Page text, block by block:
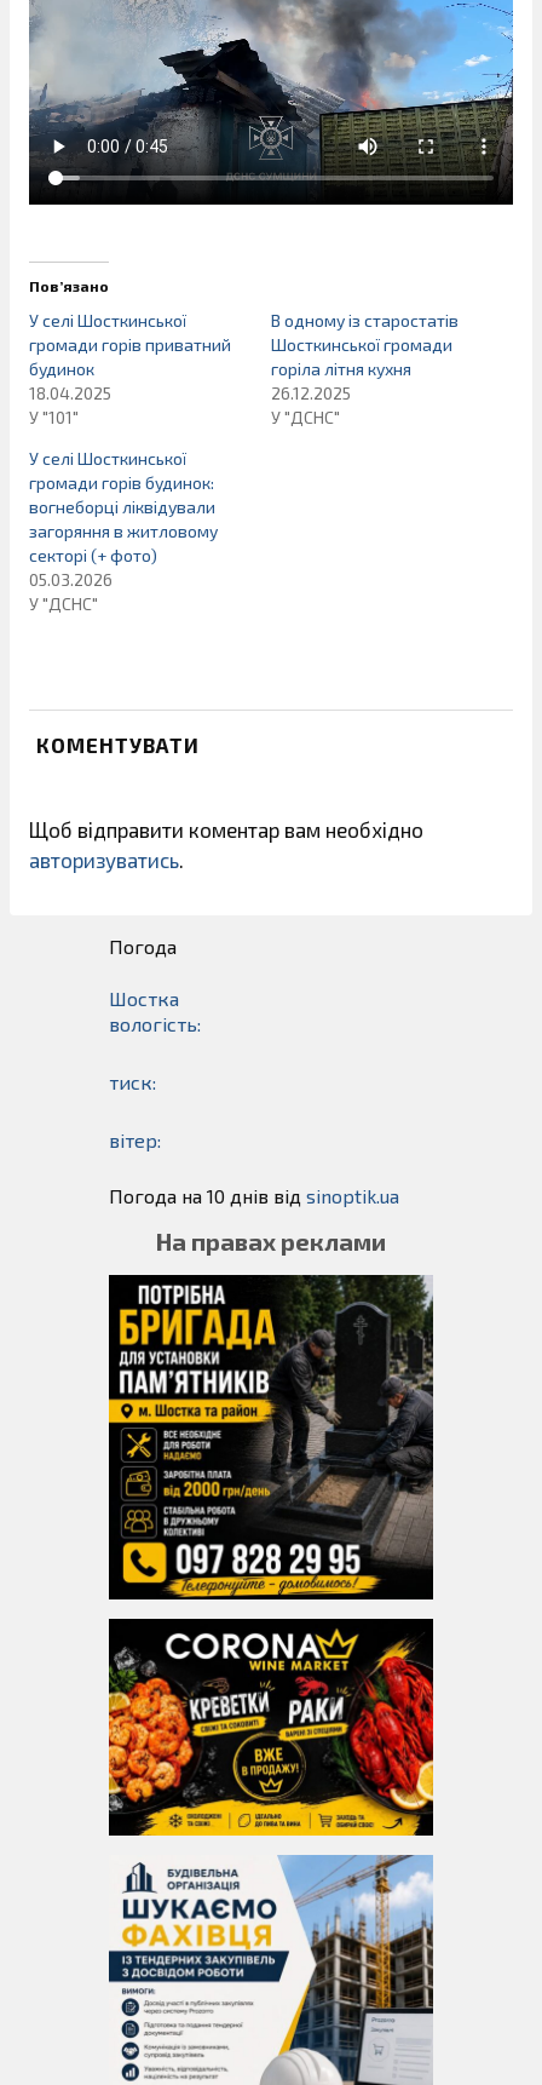
Пов’язано
У селі Шосткинської
громади горів приватний
будинок
18.04.2025
У "101"
В одному із старостатів
Шосткинської громади
горіла літня кухня
26.12.2025
У "ДСНС"
У селі Шосткинської
громади горів будинок:
вогнеборці ліквідували
загоряння в житловому
секторі (+ фото)
05.03.2026
У "ДСНС"
КОМЕНТУВАТИ
Щоб відправити коментар вам необхідно
авторизуватись.
Погода
Шостка
вологість:
тиск:
вітер:
Погода на 10 днів від sinoptik.ua
На правах реклами